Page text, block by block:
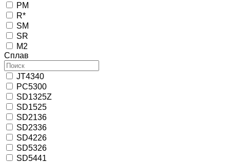
PM
R*
SM
SR
М2
Сплав
JT4340
PC5300
SD1325Z
SD1525
SD2136
SD2336
SD4226
SD5326
SD5441